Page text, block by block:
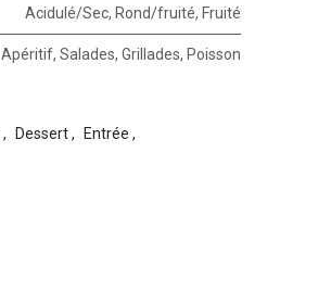
Acidulé/Sec, Rond/fruité, Fruité
Apéritif, Salades, Grillades, Poisson
, Dessert, Entrée ,